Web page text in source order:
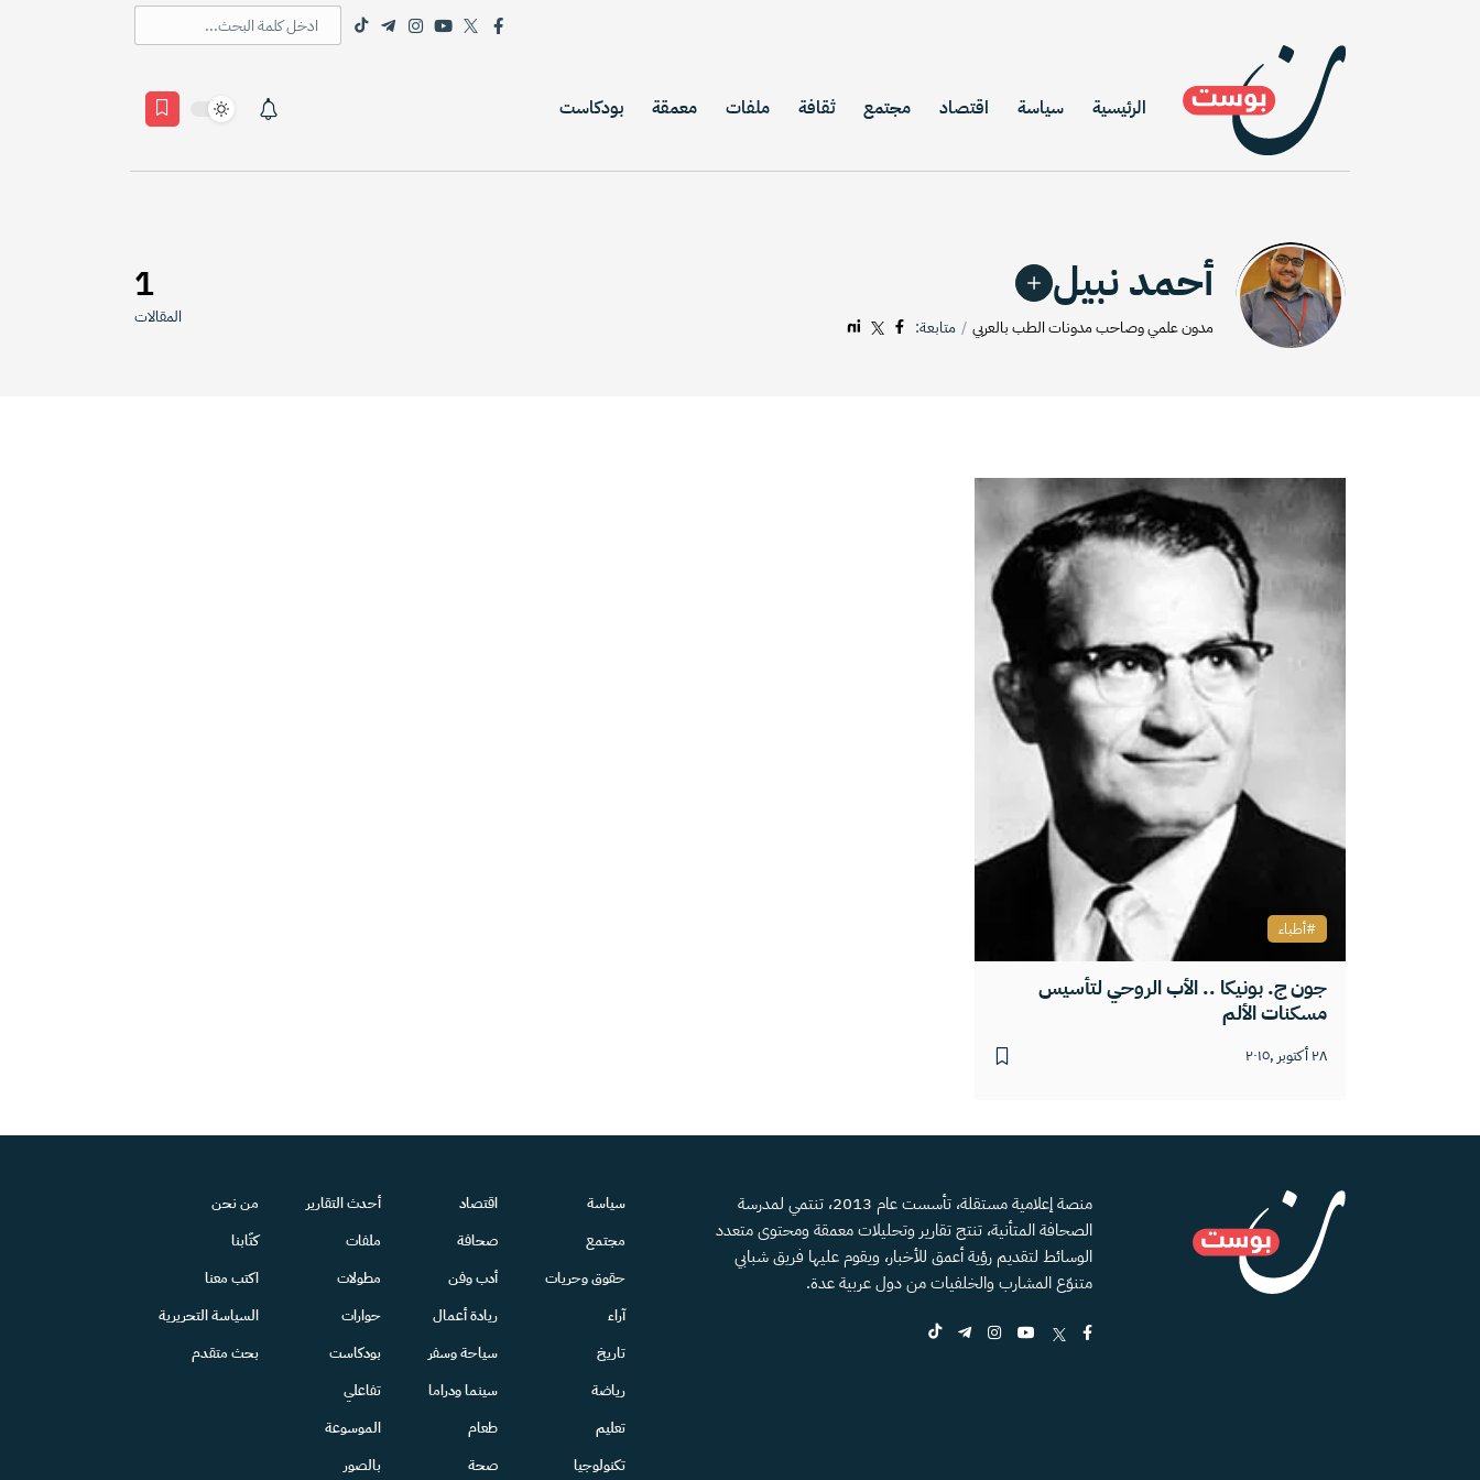
الرئيسية سياسة اقتصاد مجتمع ثقافة ملفات معمقة بودكاست
أحمد نبيل
مدون علمي وصاحب مدونات الطب بالعربي متابعة:
1
المقالات
جون ج. بونيكا .. الأب الروحي لتأسيس
مسكنات الألم
٢٨ أكتوبر ,٢٠١٥
أطباء
منصة إعلامية مستقلة، تأسست عام 2013، تنتمي لمدرسة
الصحافة المتأنية، تنتج تقارير وتحليلات معمقة ومحتوى متعدد
الوسائط لتقديم رؤية أعمق للأخبار، ويقوم عليها فريق شبابي
متنوّع المشارب والخلفيات من دول عربية عدة.
سياسة
مجتمع
حقوق وحريات
آراء
تاريخ
رياضة
تعليم
تكنولوجيا
اقتصاد
صحافة
أدب وفن
ريادة أعمال
سياحة وسفر
سينما ودراما
طعام
صحة
أحدث التقارير
ملفات
مطولات
حوارات
بودكاست
تفاعلي
الموسوعة
بالصور
من نحن
كتّابنا
اكتب معنا
السياسة التحريرية
بحث متقدم